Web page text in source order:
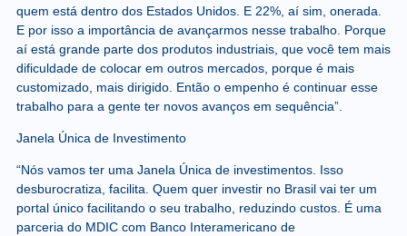
quem está dentro dos Estados Unidos. E 22%, aí sim, onerada.
E por isso a importância de avançarmos nesse trabalho. Porque
aí está grande parte dos produtos industriais, que você tem mais
dificuldade de colocar em outros mercados, porque é mais
customizado, mais dirigido. Então o empenho é continuar esse
trabalho para a gente ter novos avanços em sequência”.
Janela Única de Investimento
“Nós vamos ter uma Janela Única de investimentos. Isso
desburocratiza, facilita. Quem quer investir no Brasil vai ter um
portal único facilitando o seu trabalho, reduzindo custos. É uma
parceria do MDIC com Banco Interamericano de